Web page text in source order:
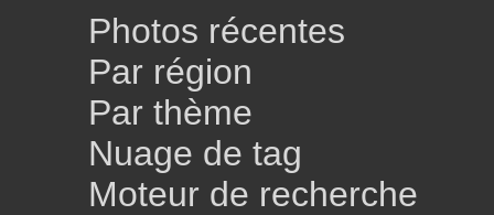
Photos récentes
Par région
Par thème
Nuage de tag
Moteur de recherche